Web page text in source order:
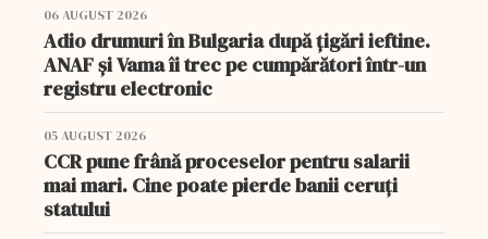
06 AUGUST 2026
Adio drumuri în Bulgaria după țigări ieftine.
ANAF și Vama îi trec pe cumpărători într-un
registru electronic
05 AUGUST 2026
CCR pune frână proceselor pentru salarii
mai mari. Cine poate pierde banii ceruți
statului